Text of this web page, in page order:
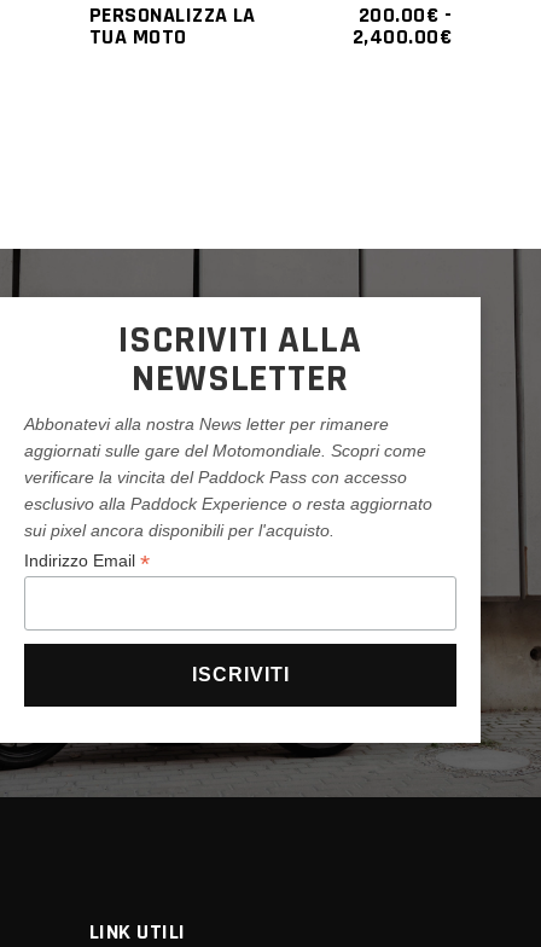
scelte
PERSONALIZZA LA
TUA MOTO
200.00€ -
2,400.00€FASCIA
ISCRIVITI ALLA
NEWSLETTER
Abbonatevi alla nostra News letter per rimanere
aggiornati sulle gare del Motomondiale. Scopri come
verificare la vincita del Paddock Pass con accesso
esclusivo alla Paddock Experience o resta aggiornato
sui pixel ancora disponibili per l'acquisto.
Indirizzo Email *
LINK UTILI